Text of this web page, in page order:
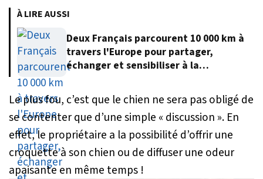
À LIRE AUSSI
Deux Français parcourent 10 000 km à
travers l'Europe pour partager,
échanger et sensibiliser à la
Le plus fou, c’est que le chien ne sera pas obligé de
se contenter que d’une simple « discussion ». En
effet, le propriétaire a la possibilité d’offrir une
croquette à son chien ou de diffuser une odeur
apaisante en même temps !